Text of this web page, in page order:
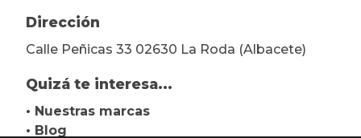
Dirección
Calle Peñicas 33 02630 La Roda (Albacete)
Quizá te interesa...
• Nuestras marcas
• Blog